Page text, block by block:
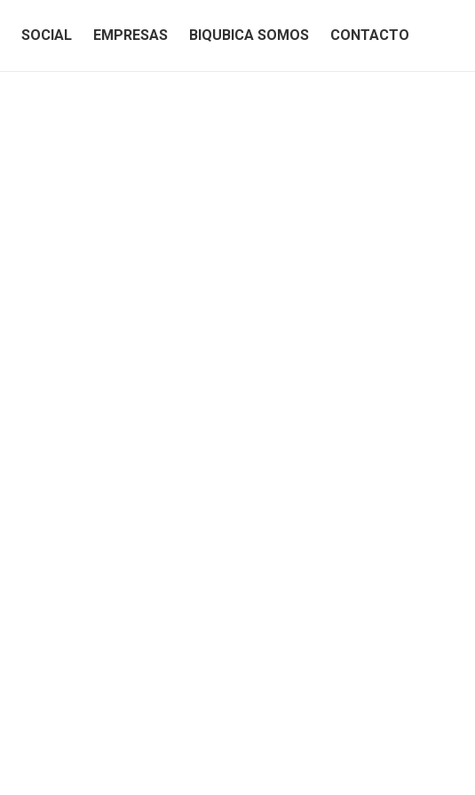
SOCIAL EMPRESAS BIQUBICA SOMOS CONTACTO
SOCIAL EMPRESAS BIQUBICA SOMOS CONTACTO